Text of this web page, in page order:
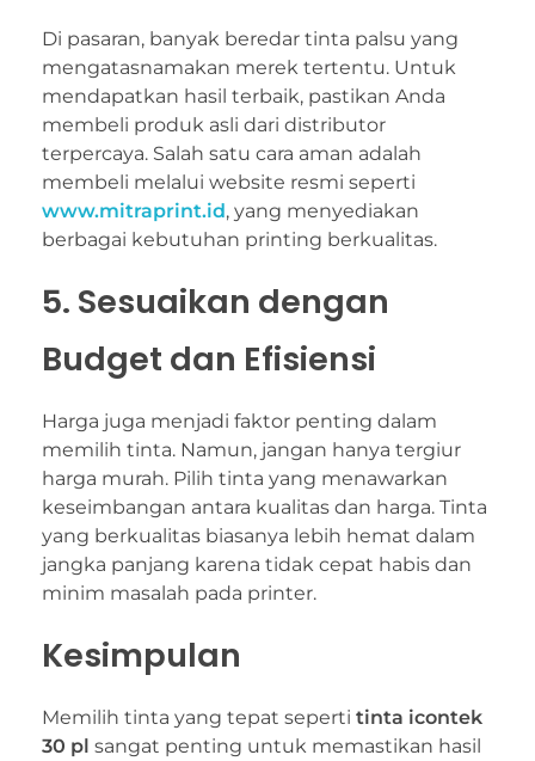
Di pasaran, banyak beredar tinta palsu yang
mengatasnamakan merek tertentu. Untuk
mendapatkan hasil terbaik, pastikan Anda
membeli produk asli dari distributor
terpercaya. Salah satu cara aman adalah
membeli melalui website resmi seperti
www.mitraprint.id, yang menyediakan
berbagai kebutuhan printing berkualitas.
5. Sesuaikan dengan
Budget dan Efisiensi
Harga juga menjadi faktor penting dalam
memilih tinta. Namun, jangan hanya tergiur
harga murah. Pilih tinta yang menawarkan
keseimbangan antara kualitas dan harga. Tinta
yang berkualitas biasanya lebih hemat dalam
jangka panjang karena tidak cepat habis dan
minim masalah pada printer.
Kesimpulan
Memilih tinta yang tepat seperti tinta icontek
30 pl sangat penting untuk memastikan hasil